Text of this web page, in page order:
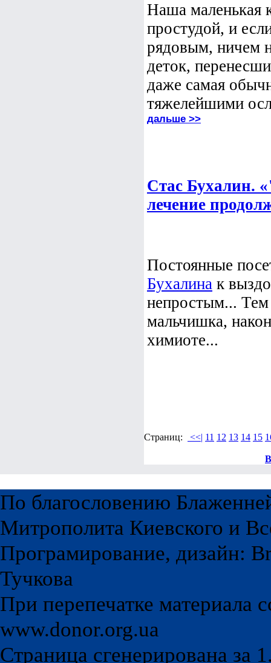
Наша маленькая
простудой, и
рядовым, ничем
деток,
даже самая
тяжелейшими
дальше >>
Стас Бухалин.
лечение
Постоянные
Бухалина к
непростым... Тем
мальчишка,
химиоте...
Страниц: <<| 11 12 13 14 15
По благословению
Митрополита Киевского и
Програмирование, дизайн:
Тучкова
При перепечатке материала
www.donor.org.ua
Страница сгенерирована за